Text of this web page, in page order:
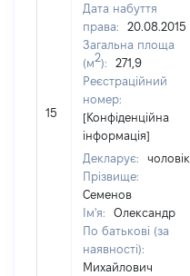
15
Дата набуття
права:
20.08.2015
Загальна площа
(м2):
271,9
Реєстраційний
номер:
[Конфіденційна
інформація]
Декларує:
чоловік
Прізвище:
Семенов
Ім'я:
Олександр
По батькові (за
наявності):
Михайлович